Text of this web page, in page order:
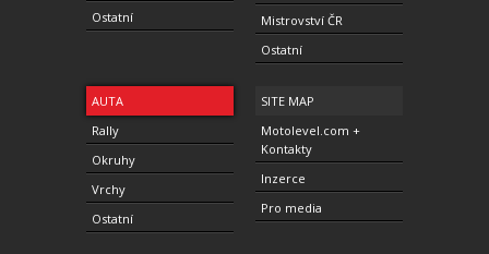
Ostatní
Mistrovství ČR
Ostatní
AUTA
Rally
Okruhy
Vrchy
Ostatní
SITE MAP
Motolevel.com +
Kontakty
Inzerce
Pro media